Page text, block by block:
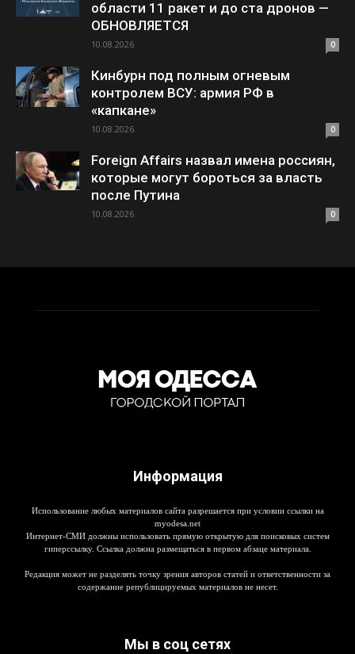
области 11 ракет и до ста дронов —
ОБНОВЛЯЕТСЯ
10.08.2026 0
Кинбурн под полным огневым
контролем ВСУ: армия РФ в
«капкане»
10.08.2026 0
Foreign Affairs назвал имена россиян,
которые могут бороться за власть
после Путина
10.08.2026 0
Информация
Использование любых материалов сайта разрешается при условии ссылки на
myodesa.net
Интернет-СМИ должны использовать прямую открытую для поисковых систем
гиперссылку. Ссылка должна размещаться в первом абзаце материала.
Редакция может не разделять точку зрения авторов статей и ответственности за
содержание републицируемых материалов не несет.
Мы в соц сетях